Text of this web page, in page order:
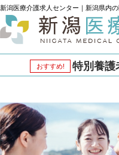
新潟医療介護求人センター｜新潟県内
おすすめ! 特別養